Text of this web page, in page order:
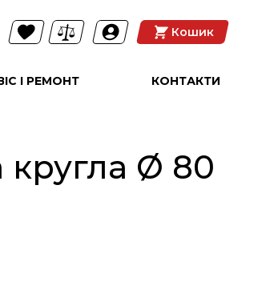
Кошик
І РЕМОНТ КОНТАКТИ
кругла Ø 80